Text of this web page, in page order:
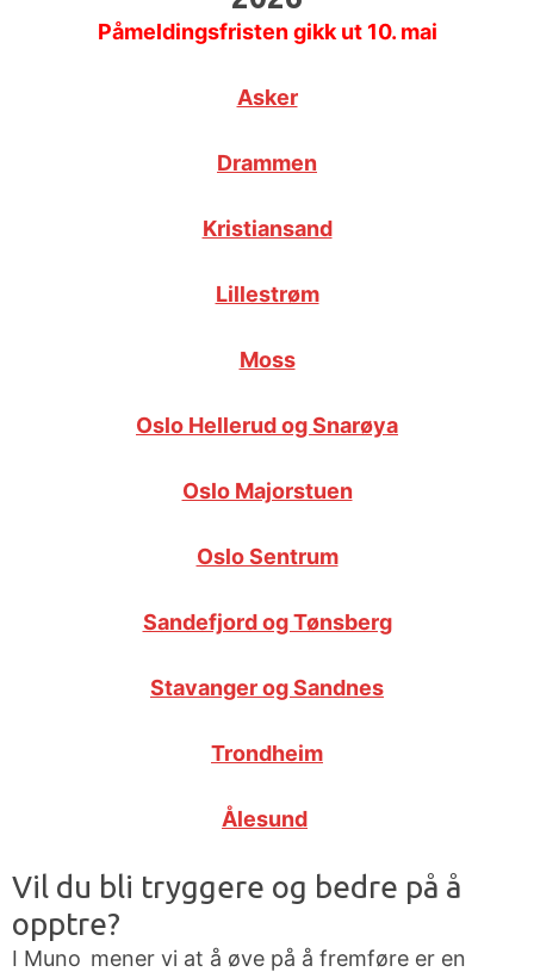
Fagledere
årets beste
SATSE PÅ
MUSIKK?
for
Påmeldingsfristen gikk ut 10. mai
Asker
Drammen
Kristiansand
Lillestrøm
Moss
Oslo Hellerud og Snarøya
Oslo Majorstuen
Oslo Sentrum
Sandefjord og Tønsberg
Stavanger og Sandnes
Trondheim
Ålesund
Vil du bli tryggere og bedre på å
opptre?
I Muno mener vi at å øve på å fremføre er en